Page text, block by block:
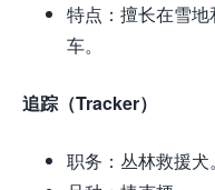
特点：擅长在雪
车。
追踪（Tracker）
职务：丛林救援犬。